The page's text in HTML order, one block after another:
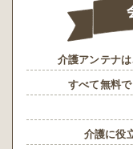
介護アンテナ
すべて無料
介護に役